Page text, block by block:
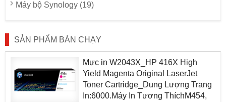
Máy bộ Synology (19)
SẢN PHẨM BÁN CHẠY
Mực in W2043X_HP 416X High
Yield Magenta Original LaserJet
Toner Cartridge_Dung Lượng Trang
In:6000.Máy In Tương ThíchM454,